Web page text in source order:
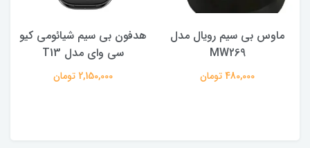
ماوس بی سیم رویال مدل
MW269
480,000 تومان
هدفون بی سیم شیائومی کیو
سی وای مدل T13
2,150,000 تومان